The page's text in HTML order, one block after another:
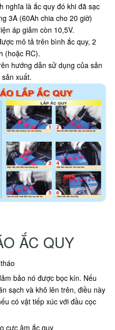
nghĩa là ắc quy đó khi đã sạc
3A (60Ah chia cho 20 giờ)
áp giảm còn 10,5V.
mô tả trên bình ắc quy, 2
(hoặc RC).
hướng dẫn sử dụng của sản
xuất.
ẮC QUY
bảo nó được bọc kín. Nếu
sạch và khô lên trên, điều này
có vật tiếp xúc với đầu cọc
cực âm ắc quy